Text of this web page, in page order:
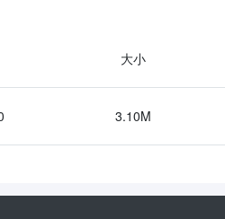
大小
3.10M